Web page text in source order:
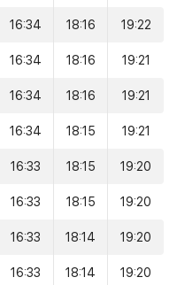
16:34 18:16 19:22
16:34 18:16 19:21
16:34 18:16 19:21
16:34 18:15 19:21
16:33 18:15 19:20
16:33 18:15 19:20
16:33 18:14 19:20
16:33 18:14 19:20